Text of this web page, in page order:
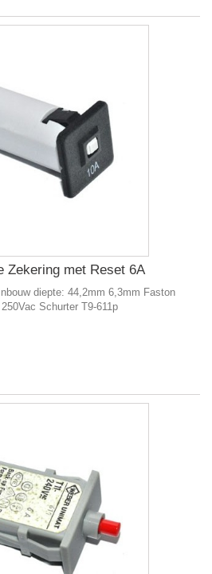
Zekering met Reset 6A
diepte: 44,2mm 6,3mm Faston
Schurter T9-611p